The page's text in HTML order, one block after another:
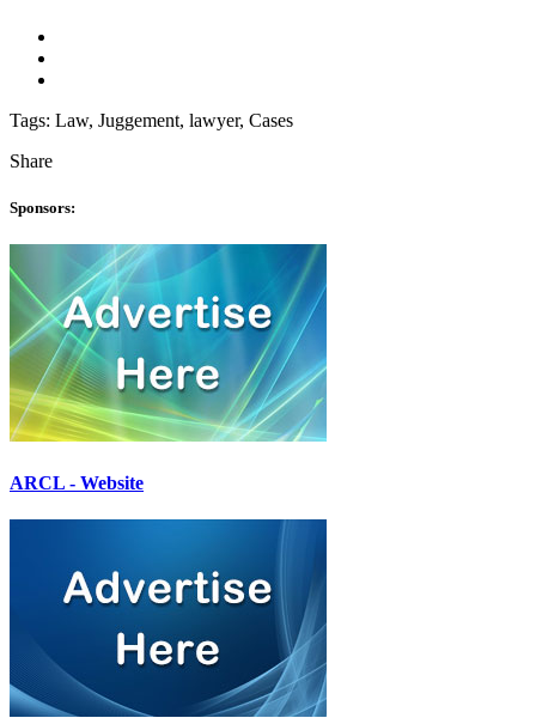
Tags: Law, Juggement, lawyer, Cases
Share
Sponsors:
ARCL - Website